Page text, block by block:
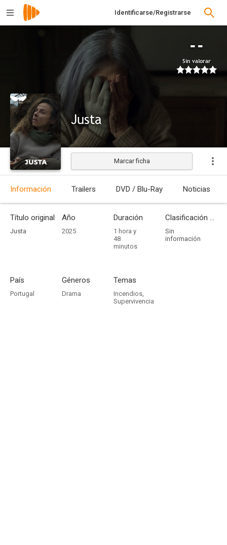
Identificarse/Registrarse
--
Sin valorar
Justa
Estrenada
Marcar ficha
Información Trailers DVD / Blu-Ray Noticias
Título original
Justa
Año
2025
Duración
1 hora y
48
minutos
Clasificación por edades
Sin
información
País
Portugal
Géneros
Drama
Temas
Incendios,
Supervivencia